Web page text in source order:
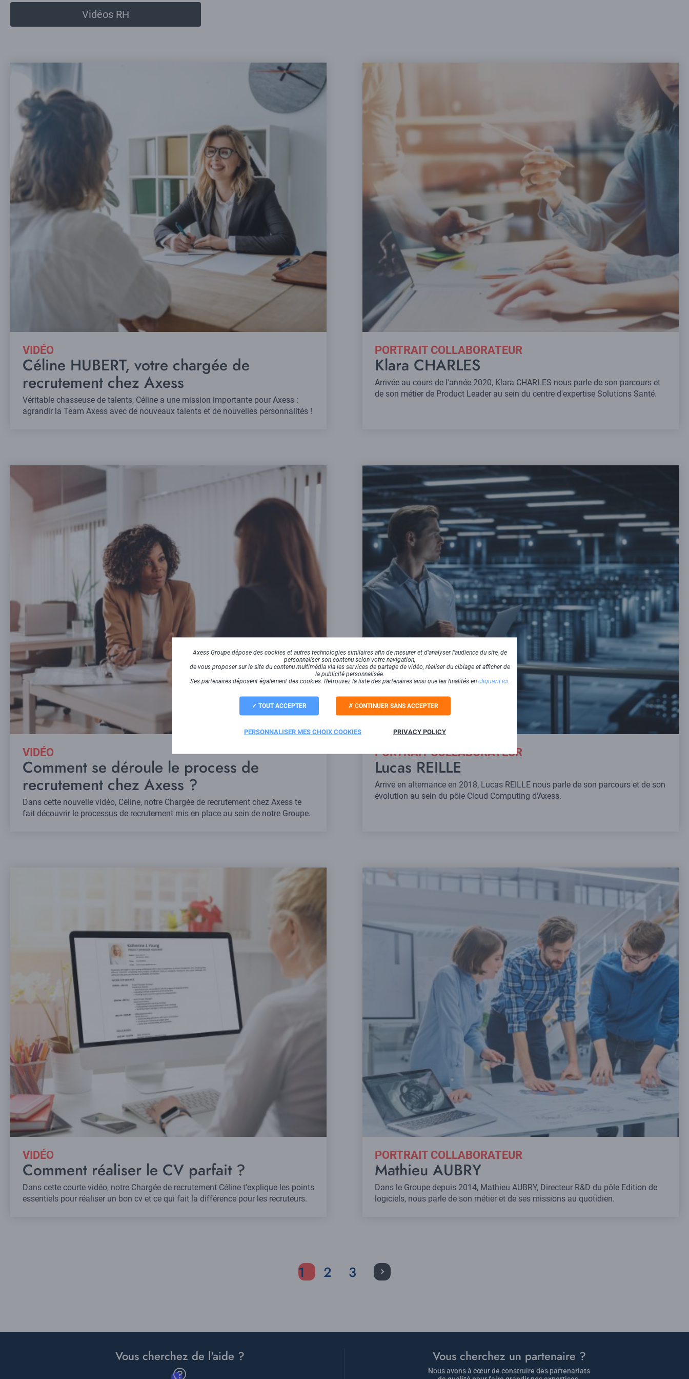
Vidéos RH
VIDÉO
Céline HUBERT, votre chargée de
recrutement chez Axess
Véritable chasseuse de talents, Céline a une mission importante pour Axess :
agrandir la Team Axess avec de nouveaux talents et de nouvelles personnalités !
PORTRAIT COLLABORATEUR
Klara CHARLES
Arrivée au cours de l'année 2020, Klara CHARLES nous parle de son parcours et
de son métier de Product Leader au sein du centre d'expertise Solutions Santé.
VIDÉO
Comment se déroule le process de
recrutement chez Axess ?
Dans cette nouvelle vidéo, Céline, notre Chargée de recrutement chez Axess te
fait découvrir le processus de recrutement mis en place au sein de notre Groupe.
PORTRAIT COLLABORATEUR
Lucas REILLE
Arrivé en alternance en 2018, Lucas REILLE nous parle de son parcours et de son
évolution au sein du pôle Cloud Computing d'Axess.
VIDÉO
Comment réaliser le CV parfait ?
Dans cette courte vidéo, notre Chargée de recrutement Céline t'explique les points
essentiels pour réaliser un bon cv et ce qui fait la différence pour les recruteurs.
PORTRAIT COLLABORATEUR
Mathieu AUBRY
Dans le Groupe depuis 2014, Mathieu AUBRY, Directeur R&D du pôle Edition de
logiciels, nous parle de son métier et de ses missions au quotidien.
Current
1 Page
2 Page
3
Vous cherchez de l'aide ? Vous cherchez un partenaire ?
Nous avons à cœur de construire des partenariats
Axess Groupe dépose des cookies et autres technologies similaires afin de mesurer et d’analyser l’audience du site, de
personnaliser son contenu selon votre navigation,
de vous proposer sur le site du contenu multimédia via les services de partage de vidéo, réaliser du ciblage et afficher de
la publicité personnalisée.
Ses partenaires déposent également des cookies. Retrouvez la liste des partenaires ainsi que les finalités en cliquant ici.
TOUT ACCEPTER CONTINUER SANS ACCEPTER
PERSONNALISER MES CHOIX COOKIES PRIVACY POLICY